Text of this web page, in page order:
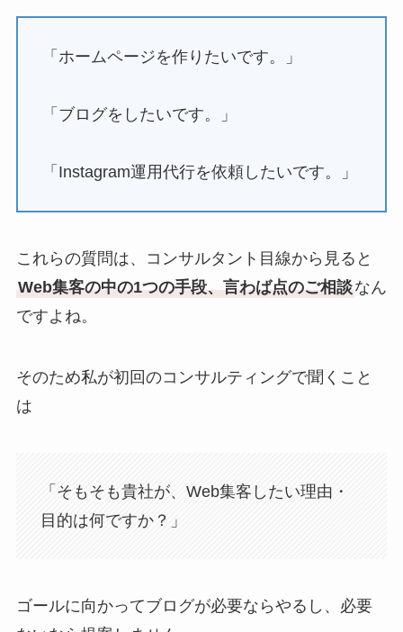
「ホームページを作りたいです。」
「ブログをしたいです。」
「Instagram運用代行を依頼したいです。」
これらの質問は、コンサルタント目線から見ると
Web集客の中の1つの手段、言わば点のご相談なん
ですよね。
そのため私が初回のコンサルティングで聞くこと
は
「そもそも貴社が、Web集客したい理由・
目的は何ですか？」
ゴールに向かってブログが必要ならやるし、必要